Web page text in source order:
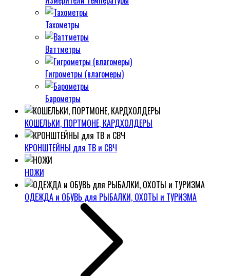
Тахометры
Ваттметры
Гигрометры (влагомеры)
Барометры
КОШЕЛЬКИ, ПОРТМОНЕ, КАРДХОЛДЕРЫ
КРОНШТЕЙНЫ для ТВ и СВЧ
НОЖИ
ОДЕЖДА и ОБУВЬ для РЫБАЛКИ, ОХОТЫ и ТУРИЗМА